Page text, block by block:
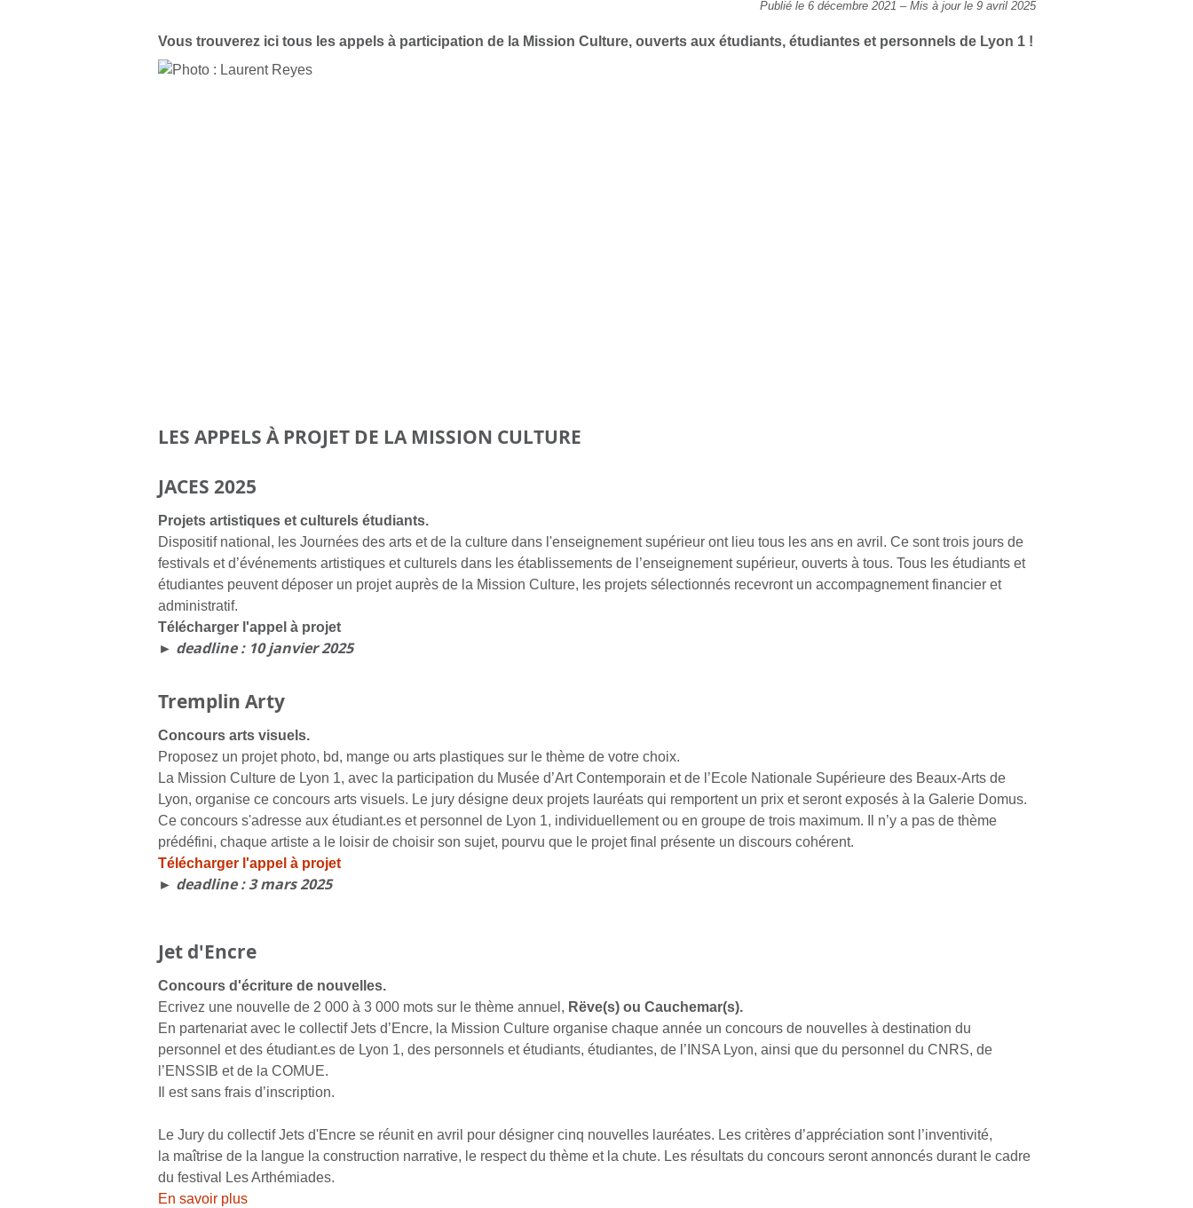
Publié le 6 décembre 2021 – Mis à jour le 9 avril 2025
Vous trouverez ici tous les appels à participation de la Mission Culture, ouverts aux étudiants, étudiantes et personnels de Lyon 1 !
LES APPELS À PROJET DE LA MISSION CULTURE
JACES 2025
Projets artistiques et culturels étudiants.
Dispositif national, les Journées des arts et de la culture dans l'enseignement supérieur ont lieu tous les ans en avril. Ce sont trois jours de
festivals et d’événements artistiques et culturels dans les établissements de l’enseignement supérieur, ouverts à tous. Tous les étudiants et
étudiantes peuvent déposer un projet auprès de la Mission Culture, les projets sélectionnés recevront un accompagnement financier et
administratif.
Télécharger l'appel à projet
► deadline : 10 janvier 2025
Tremplin Arty
Concours arts visuels.
Proposez un projet photo, bd, mange ou arts plastiques sur le thème de votre choix.
La Mission Culture de Lyon 1, avec la participation du Musée d’Art Contemporain et de l’Ecole Nationale Supérieure des Beaux-Arts de
Lyon, organise ce concours arts visuels. Le jury désigne deux projets lauréats qui remportent un prix et seront exposés à la Galerie Domus.
Ce concours s'adresse aux étudiant.es et personnel de Lyon 1, individuellement ou en groupe de trois maximum. Il n’y a pas de thème
prédéfini, chaque artiste a le loisir de choisir son sujet, pourvu que le projet final présente un discours cohérent.
Télécharger l'appel à projet
► deadline : 3 mars 2025
Jet d'Encre
Concours d'écriture de nouvelles.
Ecrivez une nouvelle de 2 000 à 3 000 mots sur le thème annuel, Rëve(s) ou Cauchemar(s).
En partenariat avec le collectif Jets d’Encre, la Mission Culture organise chaque année un concours de nouvelles à destination du
personnel et des étudiant.es de Lyon 1, des personnels et étudiants, étudiantes, de l’INSA Lyon, ainsi que du personnel du CNRS, de
l’ENSSIB et de la COMUE.
Il est sans frais d’inscription.
Le Jury du collectif Jets d'Encre se réunit en avril pour désigner cinq nouvelles lauréates. Les critères d’appréciation sont l’inventivité,
la maîtrise de la langue la construction narrative, le respect du thème et la chute. Les résultats du concours seront annoncés durant le cadre
du festival Les Arthémiades.
En savoir plus